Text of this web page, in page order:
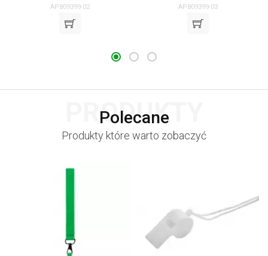
AP809399-02 AP809399-03
Polecane
PRODUKTY
Produkty które warto zobaczyć